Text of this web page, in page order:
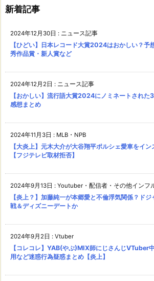
新着記事
2024年12月30日 : ニュース記事
【ひどい】日本レコード大賞2024はおかしい？予
秀作品賞・新人賞など
2024年12月2日 : ニュース記事
【おかしい】流行語大賞2024にノミネートされた
感想まとめ
2024年11月3日 : MLB・NPB
【大炎上】元木大介が大谷翔平ポルシェ愛車をイ
【フジテレビ取材拒否】
2024年9月13日 : Youtuber・配信者・その他インフ
【炎上？】加藤純一が本郷愛と不倫浮気関係？ド
戦＆ディズニーデートか
2024年9月2日 : Vtuber
【コレコレ】YAB(やぶ)MIX師にじさんじVTuber
用など迷惑行為疑惑まとめ【炎上】